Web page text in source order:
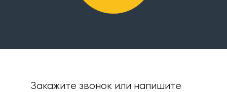
Закажите звонок или напишите